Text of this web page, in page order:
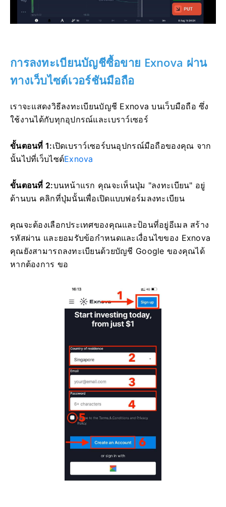
การลงทะเบียนบัญชีซื้อขาย Exnova ผ่าน
ทางเว็บไซต์เวอร์ชันมือถือ
เราจะแสดงวิธีลงทะเบียนบัญชี Exnova บนเว็บมือถือ ซึ่ง
ใช้งานได้กับทุกอุปกรณ์และเบราว์เซอร์
ขั้นตอนที่ 1:เปิดเบราว์เซอร์บนอุปกรณ์มือถือของคุณ จาก
นั้นไปที่เว็บไซต์Exnova
ขั้นตอนที่ 2:บนหน้าแรก คุณจะเห็นปุ่ม "ลงทะเบียน" อยู่
ด้านบน คลิกที่ปุ่มนั้นเพื่อเปิดแบบฟอร์มลงทะเบียน
คุณจะต้องเลือกประเทศของคุณและป้อนที่อยู่อีเมล สร้าง
รหัสผ่าน และยอมรับข้อกำหนดและเงื่อนไขของ Exnova
คุณยังสามารถลงทะเบียนด้วยบัญชี Google ของคุณได้
หากต้องการ ขอ